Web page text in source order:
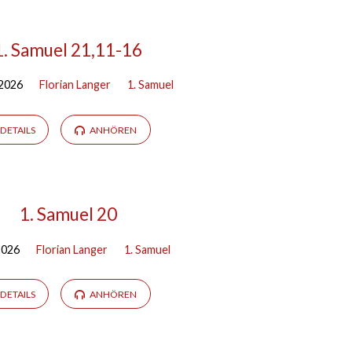
Samuel 21,11-16
Florian Langer 1. Samuel
DETAILS ANHÖREN
1. Samuel 20
Florian Langer 1. Samuel
DETAILS ANHÖREN